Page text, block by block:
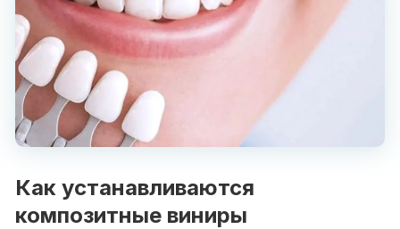
Как устанавливаются
композитные виниры